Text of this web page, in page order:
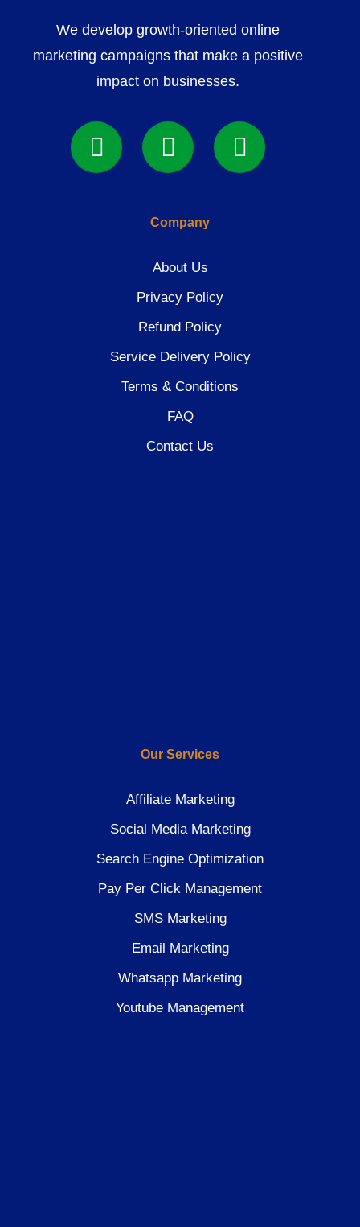
We develop growth-oriented online
marketing campaigns that make a positive
impact on businesses.
Company
About Us
Privacy Policy
Refund Policy
Service Delivery Policy
Terms & Conditions
FAQ
Contact Us
Our Services
Affiliate Marketing
Social Media Marketing
Search Engine Optimization
Pay Per Click Management
SMS Marketing
Email Marketing
Whatsapp Marketing
Youtube Management